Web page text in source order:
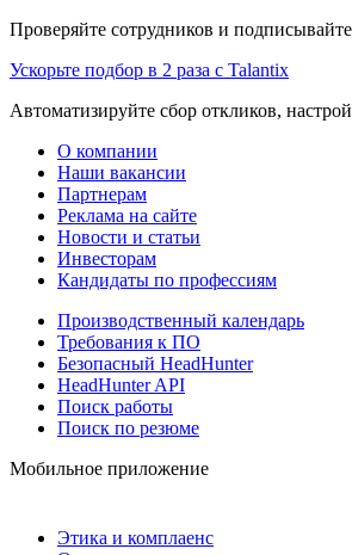
Проверяйте сотрудников и
Ускорьте подбор в 2 раза с Talantix
Автоматизируйте сбор откликов,
О компании
Наши вакансии
Партнерам
Реклама на сайте
Новости и статьи
Инвесторам
Кандидаты по профессиям
Производственный календарь
Требования к ПО
Безопасный HeadHunter
HeadHunter API
Поиск работы
Поиск по резюме
Мобильное приложение
Этика и комплаенс